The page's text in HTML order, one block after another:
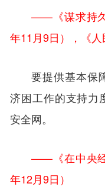
——《谋求持
年11月9日），《
要提供基本保
济困工作的支持力
安全网。
——《在中央
年12月9日）